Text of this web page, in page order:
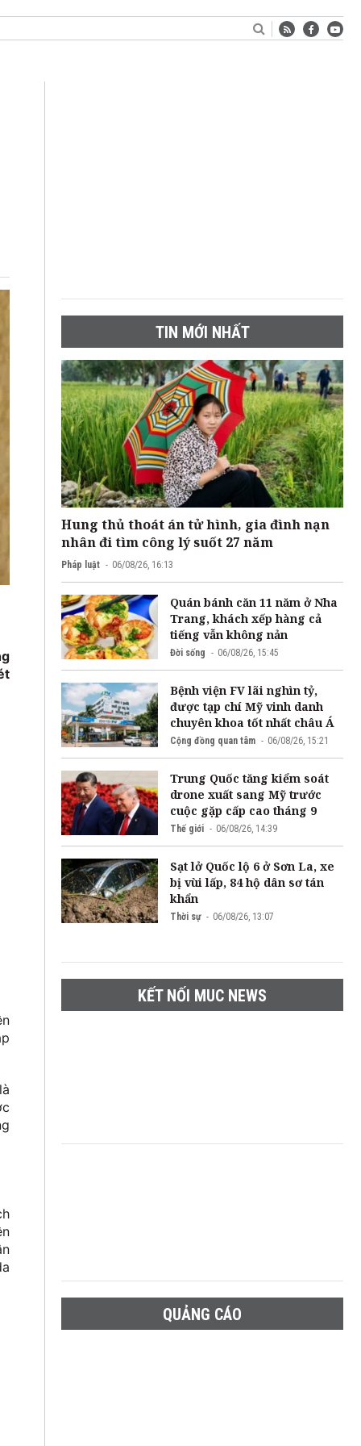
TIN MỚI NHẤT
Hung thủ thoát án tử hình, gia đình nạn
nhân đi tìm công lý suốt 27 năm
Pháp luật 06/08/26, 16:13
Quán bánh căn 11 năm ở Nha
Trang, khách xếp hàng cả
tiếng vẫn không nản
Đời sống 06/08/26, 15:45
Bệnh viện FV lãi nghìn tỷ,
được tạp chí Mỹ vinh danh
chuyên khoa tốt nhất châu Á
Cộng đồng quan tâm 06/08/26, 15:21
Trung Quốc tăng kiểm soát
drone xuất sang Mỹ trước
cuộc gặp cấp cao tháng 9
Thế giới 06/08/26, 14:39
Sạt lở Quốc lộ 6 ở Sơn La, xe
bị vùi lấp, 84 hộ dân sơ tán
khẩn
Thời sự 06/08/26, 13:07
KẾT NỐI MUC NEWS
QUẢNG CÁO